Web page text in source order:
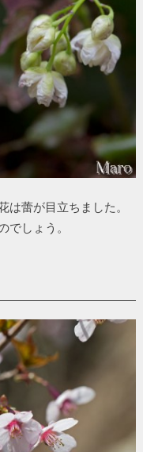
蕾が目立ちました。
でしょう。